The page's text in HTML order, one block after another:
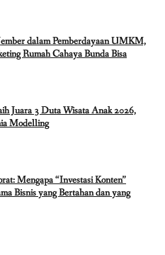
dalam Pemberdayaan UMKM,
Rumah Cahaya Bunda Bisa
Juara 3 Duta Wisata Anak 2026,
Modelling
Mengapa “Investasi Konten”
Bisnis yang Bertahan dan yang